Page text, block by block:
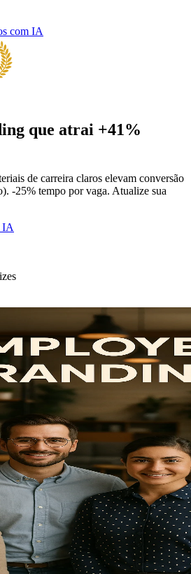
com IA
que atrai +41%
de carreira claros elevam conversão
-25% tempo por vaga. Atualize sua
IA